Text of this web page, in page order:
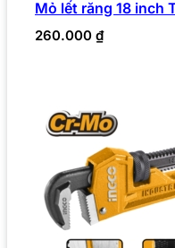
Mỏ lết răng 18 inch
260.000 ₫